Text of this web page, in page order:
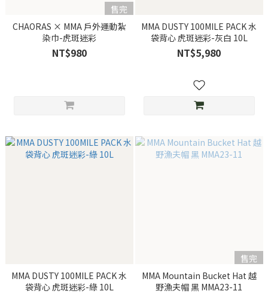
售完
CHAORAS × MMA 戶外運動紮
染巾-虎斑迷彩
NT$980
MMA DUSTY 100MILE PACK 水
袋背心 虎斑迷彩-灰白 10L
NT$5,980
MMA DUSTY 100MILE PACK 水
袋背心 虎斑迷彩-綠 10L
售完
MMA Mountain Bucket Hat 越
野漁夫帽 黑 MMA23-11